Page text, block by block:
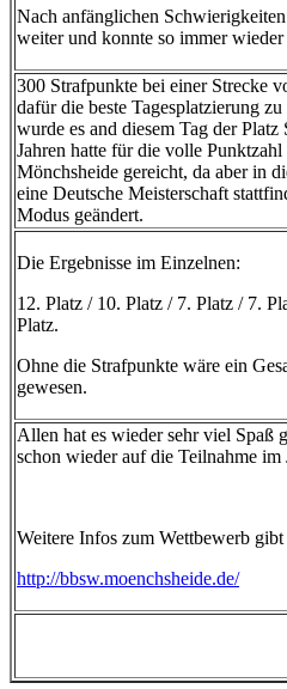
Nach anfänglichen
weiter und konnte so immer
300 Strafpunkte bei einer Strecke
dafür die beste Tagesplatzierung
wurde es and diesem Tag der Platz
Jahren hatte für die volle
Mönchsheide gereicht, da aber in
eine Deutsche Meisterschaft
Modus geändert.
Die Ergebnisse im Einzelnen:
12. Platz / 10. Platz / 7. Platz / 7.
Platz.
Ohne die Strafpunkte wäre ein
gewesen.
Allen hat es wieder sehr viel Spaß
schon wieder auf die Teilnahme im
Weitere Infos zum Wettbewerb gibt
http://bbsw.moenchsheide.de/